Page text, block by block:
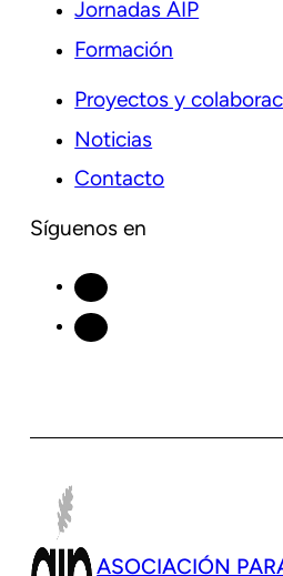
Jornadas AIP
Formación
Proyectos y
Noticias
Contacto
Síguenos en
ASOCIACIÓN